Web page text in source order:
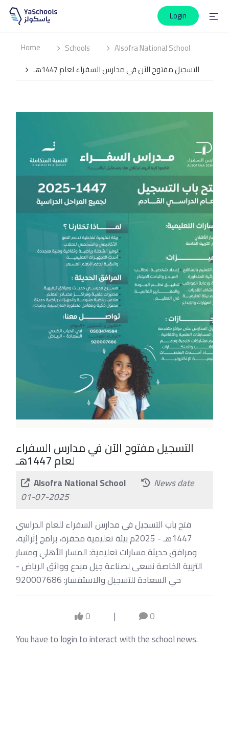
Login
Home Schools
Alsofra National School
التسجيل مفتوح الآن في مدارس السفراء لعام 1447هـ
التسجيل مفتوح الآن في مدارس السفراء
لعام 1447هـ
Alsofra National School
News date
01-07-2025
فتح باب التسجيل في مدارس السفراء للعام الدراسي
1447هـ - 2025م بيئة تعليمية محفزة، برامج إثرائية،
ومرافق حديثة مسارات تعليمية: المسار الأهلي ومسار
التربية الخاصة نسعى لصناعة جيل مبدع وواثق الرياض -
حي السعادة للتسجيل والاستفسار: 920007686
0 |
0
You have to login to interact with the school news.